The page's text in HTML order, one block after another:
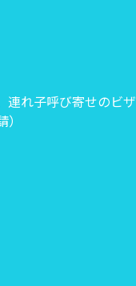
連れ子呼び寄せのビザ